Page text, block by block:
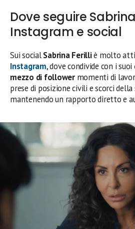
Dove seguire
Instagram e social
Sui socialSabrina Ferilliè molto
Instagram, dove condivide con i suoi
mezzo di followermomenti di
prese di posizione civili e scorci
mantenendo un rapporto diretto e